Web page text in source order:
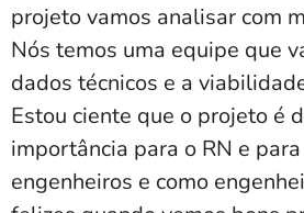
projeto vamos analisar com
Nós temos uma equipe que
dados técnicos e a
Estou ciente que o projeto é
importância para o RN e
engenheiros e como